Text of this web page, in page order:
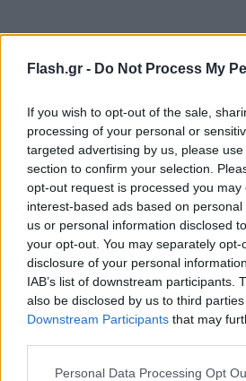
Flash.gr - Do Not Process My
If you wish to opt-out of the sale,
processing of your personal or
targeted advertising by us, please
section to confirm your selection.
opt-out request is processed you may
interest-based ads based on
us or personal information disclosed
your opt-out. You may separately
disclosure of your personal
IAB’s list of downstream participants.
also be disclosed by us to third
Downstream Participants that may
Please note that this website/app
Personal Data Processing Opt
Το μόνο θετικό για τον
τη ρήξη χιαστού, αλλά έχει
Έτσι, ο νέος παίκτης των
αρκετό διάστημα εκτός
πλέον ο Τζανμάρκο Ποτσέκο
αναπληρώσει το κενό του.
Πρόκειται για ισχυρό
Ιταλία, η οποία φιλοξενεί και
Ευρωμπάσκετ, όπου μεταξύ
και κόντρα στην Ελλάδα. Οι
οι Κροατία, Εσθονία,
Βρετανία.